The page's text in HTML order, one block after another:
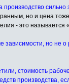
производство сильно
но и цена
- это
зависимости, но не о
стоимость
производства,